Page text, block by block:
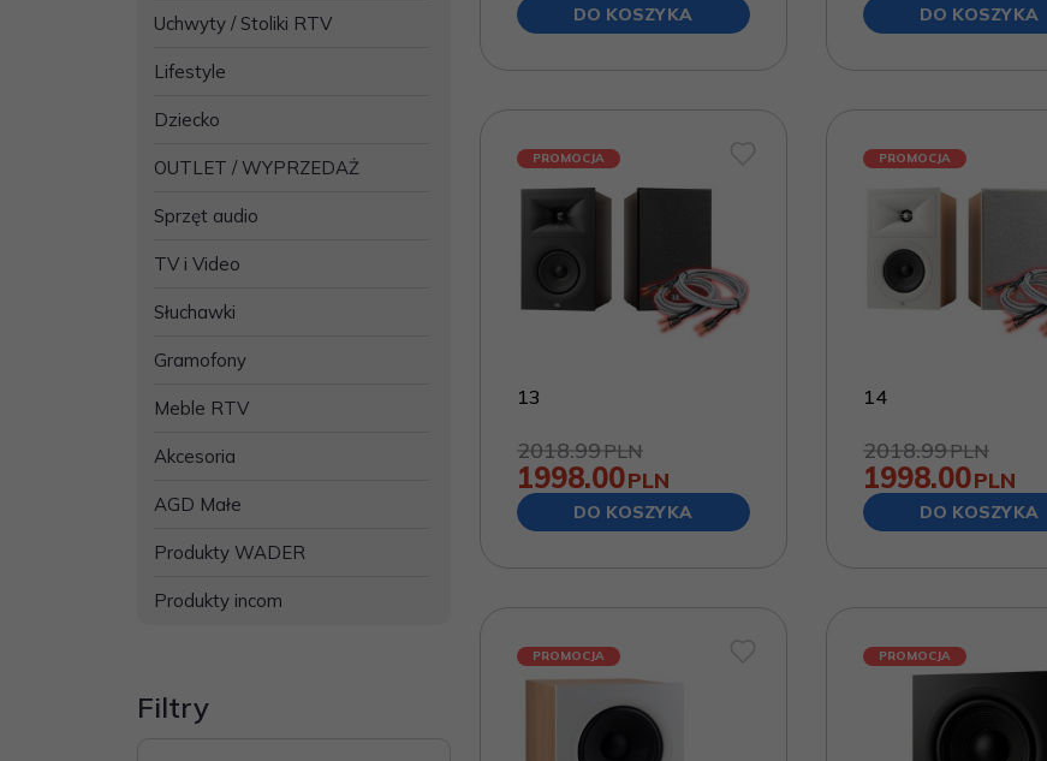
DO KOSZYKA DO KOSZYKA
PROMOCJA
13
2018.99PLN
1998.00PLN
DO KOSZYKA
PROMOCJA
14
2018.99PLN
1998.00PLN
DO KOSZYKA
PROMOCJA PROMOCJA
Uchwyty / Stoliki RTV
Lifestyle
Dziecko
OUTLET / WYPRZEDAŻ
Sprzęt audio
TV i Video
Słuchawki
Gramofony
Meble RTV
Akcesoria
AGD Małe
Produkty WADER
Produkty incom
Filtry